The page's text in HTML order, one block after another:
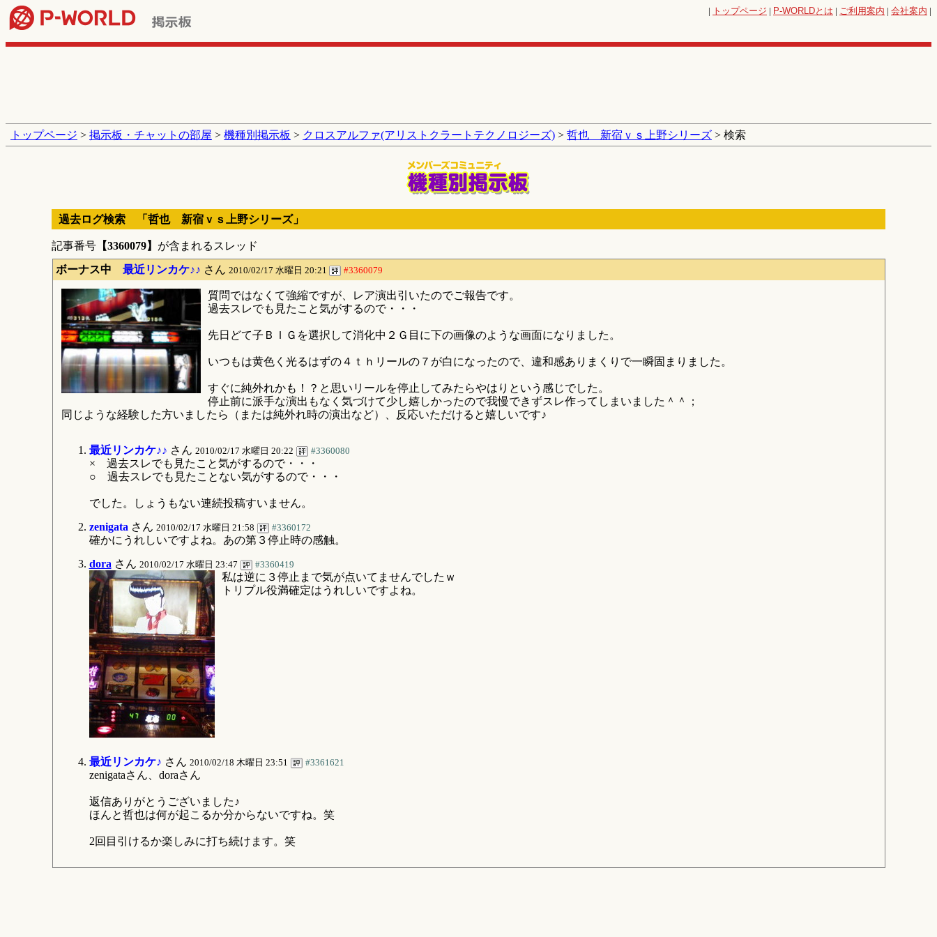
| トップページ | P-WORLDとは | ご利用案内 | 会社案内 |
トップページ > 掲示板・チャットの部屋 > 機種別掲示板 > クロスアルファ(アリストクラートテクノロジーズ) > 哲也 新宿ｖｓ上野シリーズ > 検索
過去ログ検索 「哲也 新宿ｖｓ上野シリーズ」
記事番号 【3360079】 が含まれるスレッド
ボーナス中 最近リンカケ♪♪ さん 2010/02/17 水曜日 20:21 #3360079
質問ではなくて強縮ですが、レア演出引いたのでご報告です。
過去スレでも見たこと気がするので・・・
先日どて子ＢＩＧを選択して消化中２Ｇ目に下の画像のような画面になりました。
いつもは黄色く光るはずの４ｔｈリールの７が白になったので、違和感ありまくりで一瞬固まりました。
すぐに純外れかも！？と思いリールを停止してみたらやはりという感じでした。
停止前に派手な演出もなく気づけて少し嬉しかったので我慢できずスレ作ってしまいました＾＾；
同じような経験した方いましたら（または純外れ時の演出など）、反応いただけると嬉しいです♪
最近リンカケ♪♪ さん 2010/02/17 水曜日 20:22 #3360080
× 過去スレでも見たこと気がするので・・・
○ 過去スレでも見たことない気がするので・・・
でした。しょうもない連続投稿すいません。
zenigata さん 2010/02/17 水曜日 21:58 #3360172
確かにうれしいですよね。あの第３停止時の感触。
dora さん 2010/02/17 水曜日 23:47 #3360419
私は逆に３停止まで気が点いてませんでしたｗ
トリプル役満確定はうれしいですよね。
最近リンカケ♪ さん 2010/02/18 木曜日 23:51 #3361621
zenigataさん、doraさん
返信ありがとうございました♪
ほんと哲也は何が起こるか分からないですね。笑
2回目引けるか楽しみに打ち続けます。笑